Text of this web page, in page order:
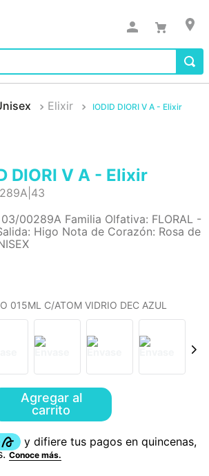
Elixir IODID DIORI V A - Elixir
DIORI V A - Elixir
00289A Familia Olfativa: FLORAL -
Higo Nota de Corazón: Rosa de
015ML C/ATOM VIDRIO DEC AZUL
Agregar al
carrito